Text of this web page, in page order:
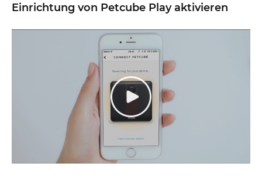
Einrichtung von Petcube Play aktivieren